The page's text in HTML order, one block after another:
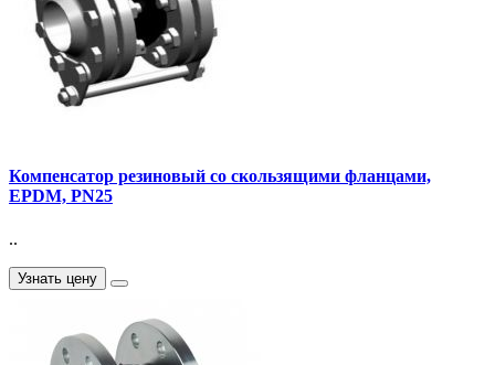
Компенсатор резиновый со скользящими фланцами,
EPDM, PN25
..
Узнать цену